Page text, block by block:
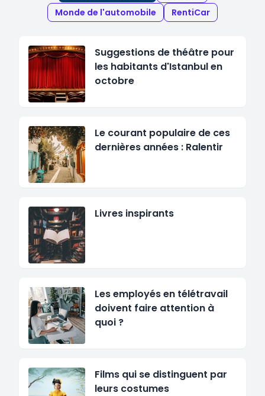
Monde de l'automobile
RentiCar
Suggestions de théâtre pour
les habitants d'Istanbul en
octobre
Le courant populaire de ces
dernières années : Ralentir
Livres inspirants
Les employés en télétravail
doivent faire attention à
quoi ?
Films qui se distinguent par
leurs costumes